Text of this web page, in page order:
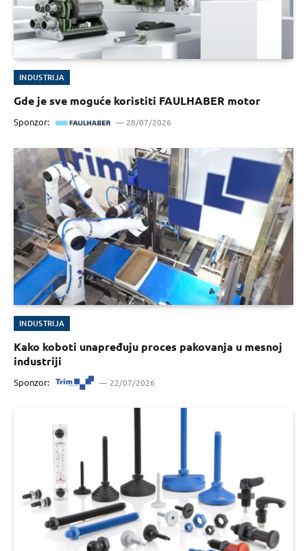
INDUSTRIJA
Gde je sve moguće koristiti FAULHABER motor
Sponzor: 28/07/2026
INDUSTRIJA
Kako koboti unapređuju proces pakovanja u mesnoj
industriji
Sponzor: 22/07/2026